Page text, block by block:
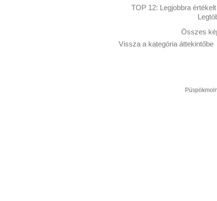
TOP 12: Legjobbra értékelt
Összes
Vissza a kategória áttekintőbe